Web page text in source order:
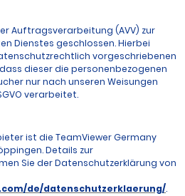
Auftragsverarbeitung (AVV) zur
Dienstes geschlossen. Hierbei
vorgeschriebenen
dieser die personenbezogenen
nur nach unseren Weisungen
verarbeitet.
ist die TeamViewer Germany
Details zur
Sie der Datenschutzerklärung von
de/datenschutzerklaerung/.